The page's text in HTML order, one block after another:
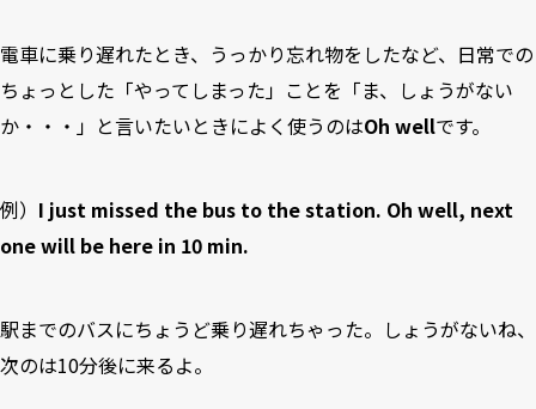
電車に乗り遅れたとき、うっかり忘れ物をしたなど、日常での
ちょっとした「やってしまった」ことを「ま、しょうがない
か・・・」と言いたいときによく使うのはOh wellです。
例） I just missed the bus to the station. Oh well, next
one will be here in 10 min.
駅までのバスにちょうど乗り遅れちゃった。しょうがないね、
次のは10分後に来るよ。